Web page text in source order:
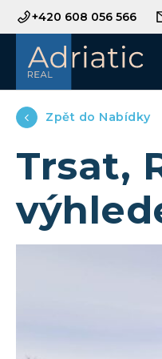
+420 608 056 566
Zpět do Nabídky
Trsat,